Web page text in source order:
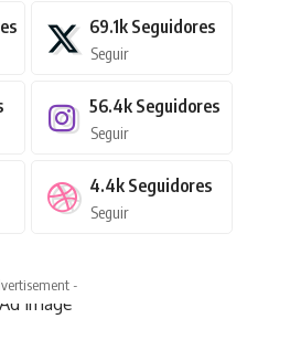
69.1k Seguidores
Seguir
56.4k Seguidores
Seguir
4.4k Seguidores
Seguir
-